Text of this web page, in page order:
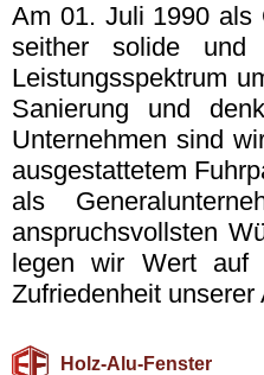
Am 01. Juli 1990 als
seither solide und
Leistungsspektrum
Sanierung und
Unternehmen sind
ausgestattetem
als
anspruchsvollsten
legen wir Wert auf
Zufriedenheit
Holz-Alu-Fenster